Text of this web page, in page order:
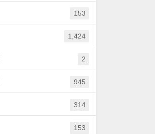
153
1,424
2
945
314
153